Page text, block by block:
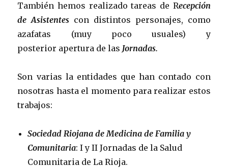
También hemos realizado tareas de Recepción
de Asistentes con distintos personajes, como
azafatas (muy poco usuales) y
posterior apertura de las Jornadas.
Son varias la entidades que han contado con
nosotras hasta el momento para realizar estos
trabajos:
Sociedad Riojana de Medicina de Familia y
Comunitaria: I y II Jornadas de la Salud
Comunitaria de La Rioja.